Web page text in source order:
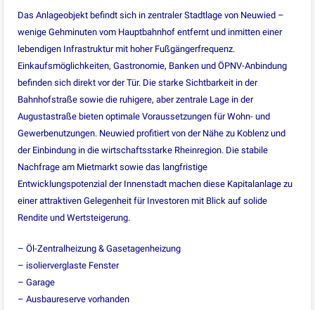
Das Anlageobjekt befindt sich in zentraler Stadtlage von Neuwied –
wenige Gehminuten vom Hauptbahnhof entfernt und inmitten einer
lebendigen Infrastruktur mit hoher Fußgängerfrequenz.
Einkaufsmöglichkeiten, Gastronomie, Banken und ÖPNV-Anbindung
befinden sich direkt vor der Tür. Die starke Sichtbarkeit in der
Bahnhofstraße sowie die ruhigere, aber zentrale Lage in der
Augustastraße bieten optimale Voraussetzungen für Wohn- und
Gewerbenutzungen. Neuwied profitiert von der Nähe zu Koblenz und
der Einbindung in die wirtschaftsstarke Rheinregion. Die stabile
Nachfrage am Mietmarkt sowie das langfristige
Entwicklungspotenzial der Innenstadt machen diese Kapitalanlage zu
einer attraktiven Gelegenheit für Investoren mit Blick auf solide
Rendite und Wertsteigerung.
– Öl-Zentralheizung & Gasetagenheizung
– isolierverglaste Fenster
– Garage
– Ausbaureserve vorhanden